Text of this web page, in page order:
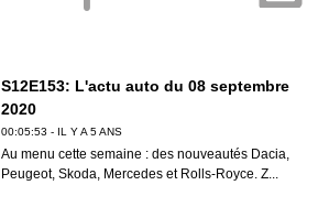
S12E153: L'actu auto du 08 septembre
2020
00:05:53 - IL Y A 5 ANS
Au menu cette semaine : des nouveautés Dacia,
Peugeot, Skoda, Mercedes et Rolls-Royce. Z...